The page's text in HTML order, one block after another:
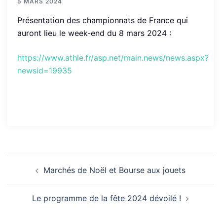
Présentation des championnats de France qui
auront lieu le week-end du 8 mars 2024 :
https://www.athle.fr/asp.net/main.news/news.aspx?
newsid=19935
d’articleMarchés de Noël et Bourse aux jouets
Le programme de la fête 2024 dévoilé !